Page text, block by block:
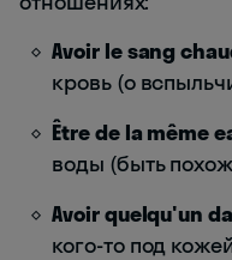
Avoir le sang
кровь (о
Être de la même
воды (быть
Avoir quelqu'un
кого-то под